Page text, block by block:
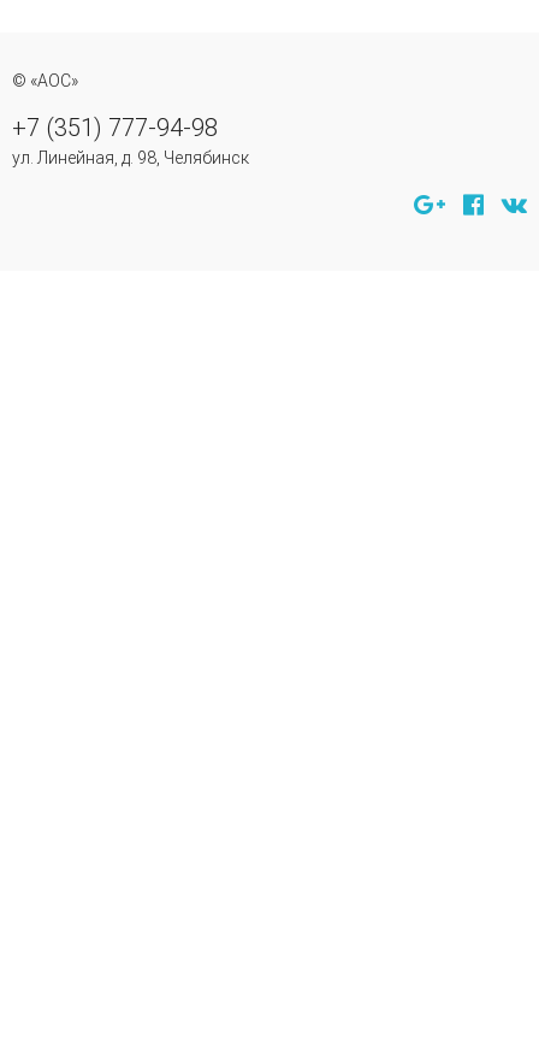
© «АОС»
+7 (351) 777-94-98
ул. Линейная, д. 98, Челябинск